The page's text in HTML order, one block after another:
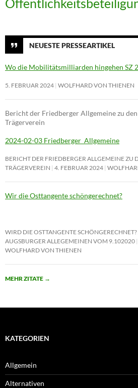
NEUESTE PRESSEARTIKEL
Wo die Mobilitätsmilliarden hingehen SZ
5. FEBRUAR 2024 WOLFHARD VON THIENEN
Bericht der Friedberger Allgemeine zu
Trägerverein
2024-02-03 Friedberger_Allgemeine
BERICHT DER FRIEDBERGER ALLGEMEINE ZU
TRÄGERVEREIN 4. FEBRUAR 2024
Wir die Osttangente schöngerechnet?
WIRD DIE OSTTANGENTE
AUGSBURGER ALLEGEMEINEN VOM 9.102020
WOLFHARD VON THIENEN
MEHR ZITATE →
KATEGORIEN
Allgemein
Alternativen